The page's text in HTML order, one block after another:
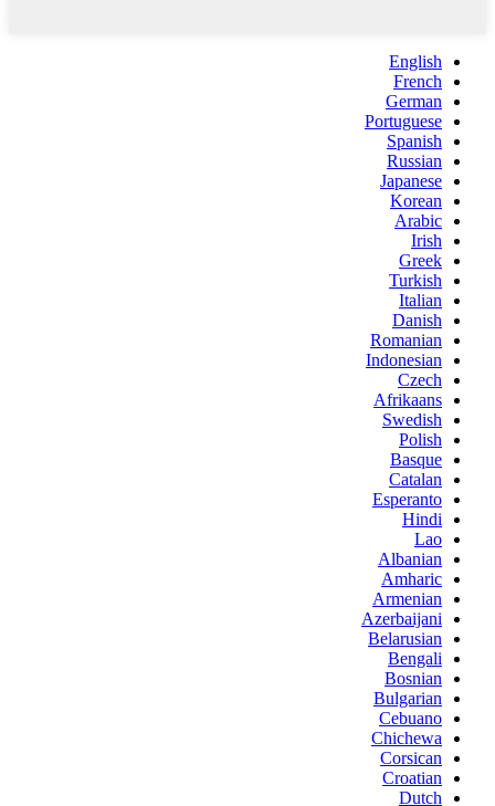
English
French
German
Portuguese
Spanish
Russian
Japanese
Korean
Arabic
Irish
Greek
Turkish
Italian
Danish
Romanian
Indonesian
Czech
Afrikaans
Swedish
Polish
Basque
Catalan
Esperanto
Hindi
Lao
Albanian
Amharic
Armenian
Azerbaijani
Belarusian
Bengali
Bosnian
Bulgarian
Cebuano
Chichewa
Corsican
Croatian
Dutch